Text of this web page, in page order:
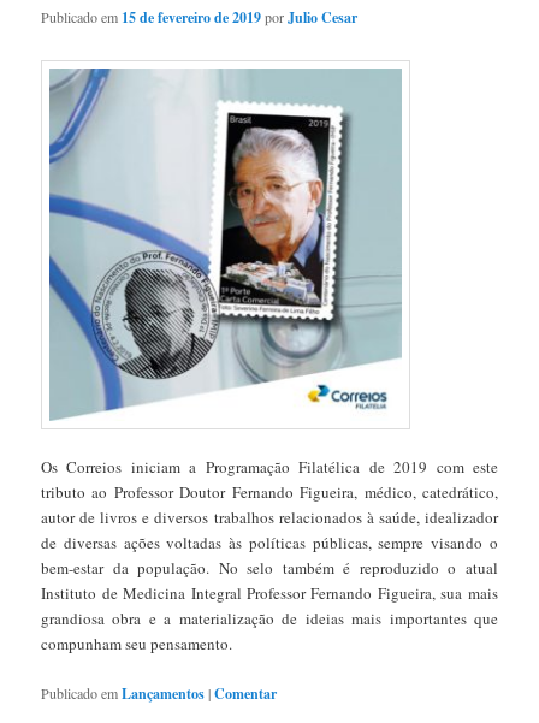
Publicado em 15 de fevereiro de 2019porJulio Cesar
Os Correios iniciam a Programação Filatélica de 2019 com este
tributo ao Professor Doutor Fernando Figueira, médico, catedrático,
autor de livros e diversos trabalhos relacionados à saúde, idealizador
de diversas ações voltadas às políticas públicas, sempre visando o
bem-estar da população. No selo também é reproduzido o atual
Instituto de Medicina Integral Professor Fernando Figueira, sua mais
grandiosa obra e a materialização de ideias mais importantes que
compunham seu pensamento.
Publicado emLançamentos|Comentar